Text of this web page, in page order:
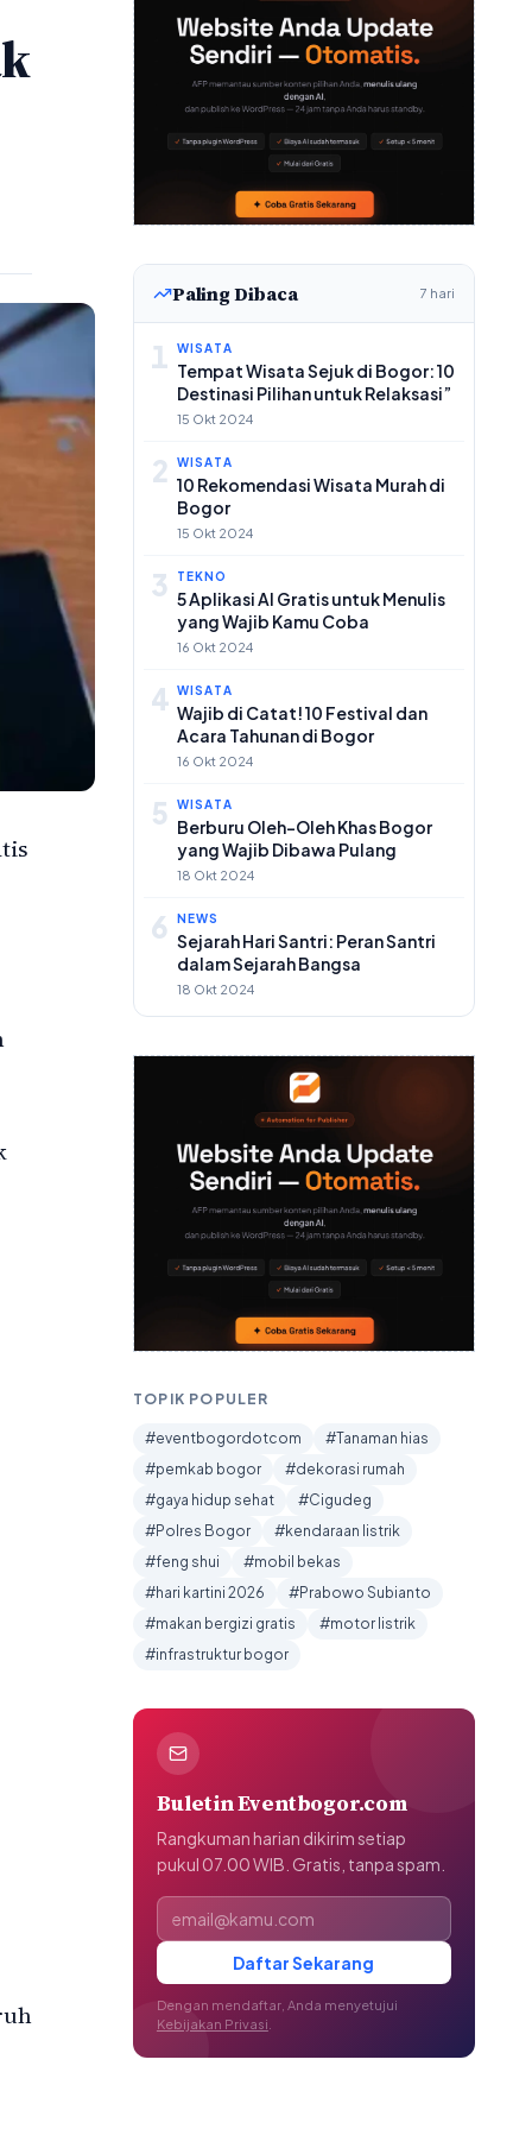
Paling Dibaca 7 hari
1 WISATA
Tempat Wisata Sejuk di Bogor: 10
Destinasi Pilihan untuk Relaksasi”
15 Okt 2024
2 WISATA
10 Rekomendasi Wisata Murah di
Bogor
15 Okt 2024
3 TEKNO
5 Aplikasi AI Gratis untuk Menulis
yang Wajib Kamu Coba
16 Okt 2024
4 WISATA
Wajib di Catat! 10 Festival dan
Acara Tahunan di Bogor
16 Okt 2024
5 WISATA
Berburu Oleh-Oleh Khas Bogor
yang Wajib Dibawa Pulang
18 Okt 2024
6 NEWS
Sejarah Hari Santri: Peran Santri
dalam Sejarah Bangsa
18 Okt 2024
TOPIK POPULER
#eventbogordotcom
#Tanaman hias
#pemkab bogor
#dekorasi rumah
#gaya hidup sehat
#Cigudeg
#Polres Bogor
#kendaraan listrik
#feng shui
#mobil bekas
#hari kartini 2026
#Prabowo Subianto
#makan bergizi gratis
#motor listrik
#infrastruktur bogor
Buletin Eventbogor.com
Rangkuman harian dikirim setiap
pukul 07.00 WIB. Gratis, tanpa spam.
Alamat email
Daftar Sekarang
Dengan mendaftar, Anda menyetujui
Kebijakan Privasi